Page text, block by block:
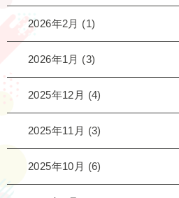
2026年2月 (1)
2026年1月 (3)
2025年12月 (4)
2025年11月 (3)
2025年10月 (6)